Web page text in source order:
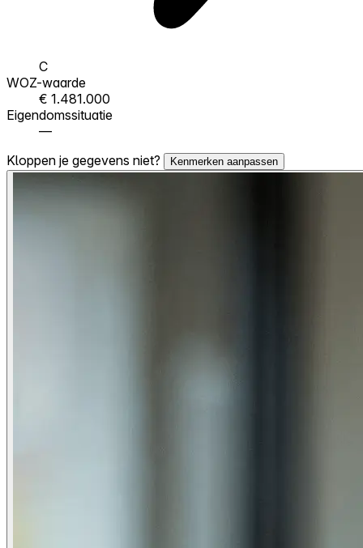
C
WOZ-waarde
€ 1.481.000
Eigendomssituatie
—
Kloppen je gegevens niet?
Kenmerken aanpassen